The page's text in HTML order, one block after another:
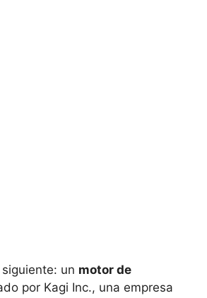
un motor de
por Kagi Inc., una empresa